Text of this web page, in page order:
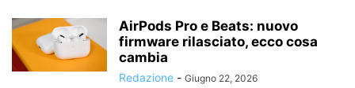
AirPods Pro e Beats: nuovo
firmware rilasciato, ecco cosa
cambia
Redazione - Giugno 22, 2026